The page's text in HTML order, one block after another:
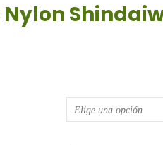
Nylon